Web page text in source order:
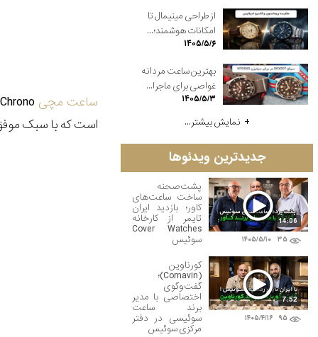
ساعت مچی
است که با سبک
از طراحی مینیمال تا
امکانات هوشمند؛...
۱۴۰۵/۵/۶
بهترین ساعت مردانه
غواصی برای ماجرا...
۱۴۰۵/۵/۳
نمایش بیشتر...
جدیدترین ویدئوها
۳۵ ۱۴۰۵/۵/۱۰
14:06
پشت‌صحنه
ساخت ساعت‌های
کاور؛ بازدید ایران
تایمر از کارخانه
Cover Watches
سوئیس
۹۵ ۱۴۰۵/۴/۱۶
7:52
کورناوین
(Cornavin)؛
گفت‌وگوی
اختصاصی با مدیر
برند ساعت
سوئیسی در دفتر
مرکزی سوئیس